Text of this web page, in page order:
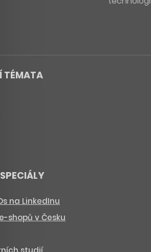
TÉMATA
na LinkedInu
shopů v Česku